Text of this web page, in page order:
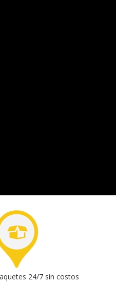
24/7 sin costos